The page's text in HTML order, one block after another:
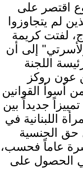
اقتصر على
لم يتجاوزوا
لفتت كريمة
إلى أن
اللجنة
عون روكز
القوانين
جديداً بين
اللبنانية في
حق الجنسية
عاماً فحسب،
الحصول على